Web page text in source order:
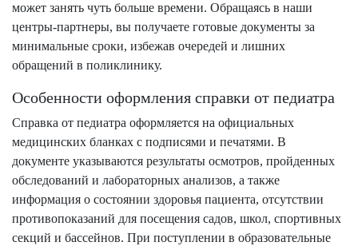
может занять чуть больше времени. Обращаясь в наши
центры-партнеры, вы получаете готовые документы за
минимальные сроки, избежав очередей и лишних
обращений в поликлинику.
Особенности оформления справки от педиатра
Справка от педиатра оформляется на официальных
медицинских бланках с подписями и печатями. В
документе указываются результаты осмотров, пройденных
обследований и лабораторных анализов, а также
информация о состоянии здоровья пациента, отсутствии
противопоказаний для посещения садов, школ, спортивных
секций и бассейнов. При поступлении в образовательные